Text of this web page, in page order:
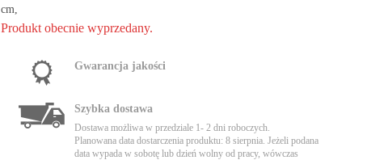
cm,
Produkt obecnie wyprzedany.
Gwarancja jakości
Szybka dostawa
Dostawa możliwa w przedziale 1- 2 dni roboczych.
Planowana data dostarczenia produktu: 8 sierpnia. Jeżeli podana
data wypada w sobotę lub dzień wolny od pracy, wówczas